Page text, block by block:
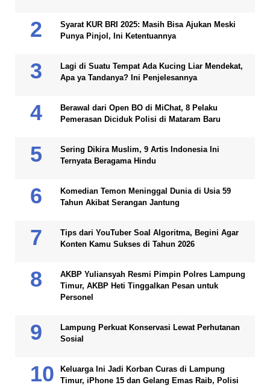
Syarat KUR BRI 2025: Masih Bisa Ajukan Meski
Punya Pinjol, Ini Ketentuannya
Lagi di Suatu Tempat Ada Kucing Liar Mendekat,
Apa ya Tandanya? Ini Penjelesannya
Berawal dari Open BO di MiChat, 8 Pelaku
Pemerasan Diciduk Polisi di Mataram Baru
Sering Dikira Muslim, 9 Artis Indonesia Ini
Ternyata Beragama Hindu
Komedian Temon Meninggal Dunia di Usia 59
Tahun Akibat Serangan Jantung
Tips dari YouTuber Soal Algoritma, Begini Agar
Konten Kamu Sukses di Tahun 2026
AKBP Yuliansyah Resmi Pimpin Polres Lampung
Timur, AKBP Heti Tinggalkan Pesan untuk
Personel
Lampung Perkuat Konservasi Lewat Perhutanan
Sosial
Keluarga Ini Jadi Korban Curas di Lampung
Timur, iPhone 15 dan Gelang Emas Raib, Polisi